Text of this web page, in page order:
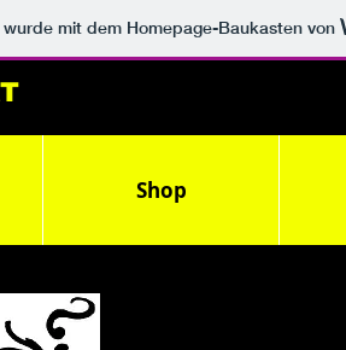
wurde mit dem Homepage-Baukasten von
Shop